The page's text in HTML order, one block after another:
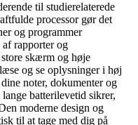
til studierelaterede
processor gør det
og programmer
rapporter og
skærm og høje
og se oplysninger i høj
noter, dokumenter og
batterilevetid sikrer,
moderne design og
til at tage med dig på